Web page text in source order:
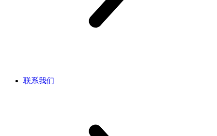
联系我们